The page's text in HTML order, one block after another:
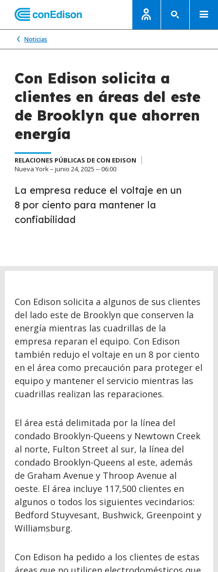
Noticias
Con Edison solicita a
clientes en áreas del este
de Brooklyn que ahorren
energía
RELACIONES PÚBLICAS DE CON EDISON
Nueva York – junio 24, 2025 -- 06:00
La empresa reduce el voltaje en un
8 por ciento para mantener la
confiabilidad
Con Edison solicita a algunos de sus clientes
del lado este de Brooklyn que conserven la
energía mientras las cuadrillas de la
empresa reparan el equipo. Con Edison
también redujo el voltaje en un 8 por ciento
en el área como precaución para proteger el
equipo y mantener el servicio mientras las
cuadrillas realizan las reparaciones.
El área está delimitada por la línea del
condado Brooklyn-Queens y Newtown Creek
al norte, Fulton Street al sur, la línea del
condado Brooklyn-Queens al este, además
de Graham Avenue y Throop Avenue al
oeste. El área incluye 117,500 clientes en
algunos o todos los siguientes vecindarios:
Bedford Stuyvesant, Bushwick, Greenpoint y
Williamsburg.
Con Edison ha pedido a los clientes de estas